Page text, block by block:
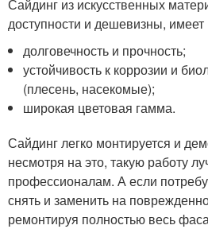
Сайдинг из искусственных
доступности и дешевизны,
долговечность и прочность;
устойчивость к коррозии и
(плесень, насекомые);
широкая цветовая гамма.
Сайдинг легко монтируется и
несмотря на это, такую работу
профессионалам. А если
снять и заменить на
ремонтируя полностью весь